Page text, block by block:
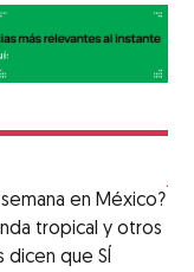
en México?
tropical y otros
dicen que SÍ